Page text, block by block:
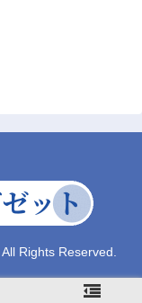
Rights Reserved.